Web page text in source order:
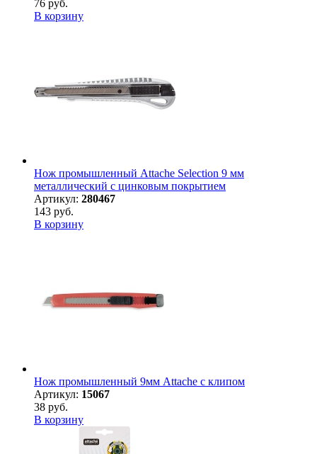
76 руб.
В корзину
Нож промышленный Attache Selection 9 мм
металлический с цинковым покрытием
Артикул: 280467
143 руб.
В корзину
Нож промышленный 9мм Attache с клипом
Артикул: 15067
38 руб.
В корзину